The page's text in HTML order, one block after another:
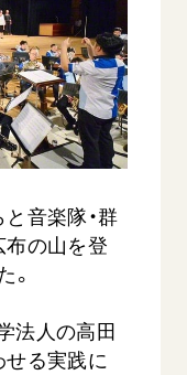
音楽隊・群
布の山を登
。
法人の高田
せる実践に